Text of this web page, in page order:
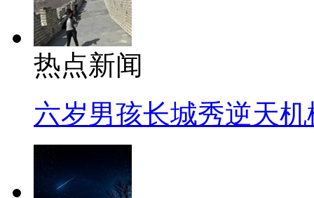
热点新闻
六岁男孩长城秀逆天机